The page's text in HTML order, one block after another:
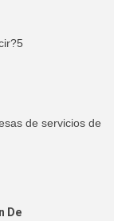
de servicios de
De